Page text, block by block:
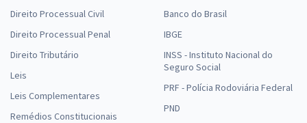
Direito Processual Civil
Direito Processual Penal
Direito Tributário
Leis
Leis Complementares
Remédios Constitucionais
Banco do Brasil
IBGE
INSS - Instituto Nacional do
Seguro Social
PRF - Polícia Rodoviária Federal
PND